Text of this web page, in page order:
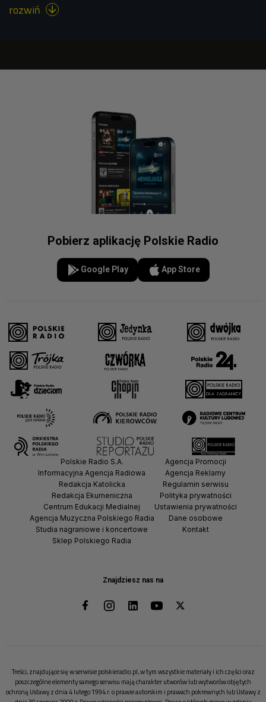
rozwiń 
Pobierz aplikację Polskie Radio
Google Play App Store
Znajdziesz nas na
Polskie Radio S.A.
Informacyjna Agencja Radiowa
Redakcja Katolicka
Redakcja Ekumeniczna
Centrum Edukacji Medialnej
Agencja Muzyczna Polskiego Radia
Studia nagraniowe i koncertowe
Sklep Polskiego Radia
Agencja Promocji
Agencja Reklamy
Regulamin serwisu
Polityka prywatności
Ustawienia prywatności
Dane osobowe
Kontakt
Treści, znajdujące się w serwisie polskieradio.pl, w tym wszystkie materiały i ich części oraz
poszczególne elementy samego serwisu mają charakter utworów lub wytworów objętych
ochroną Ustawy z dnia 4 lutego 1994 r. o prawie autorskim i prawach pokrewnych lub Ustawy z